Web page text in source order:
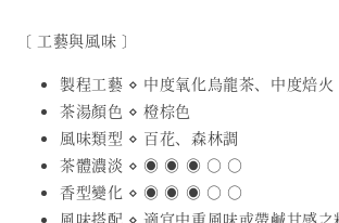
〔 工藝與風味 〕
製程工藝 ⋄ 中度氧化烏龍茶、中度焙火
茶湯顏色 ⋄ 橙棕色
風味類型 ⋄ 百花、森林調
茶體濃淡 ⋄ ◉ ◉ ◉ ○ ○
香型變化 ⋄ ◉ ◉ ◉ ○ ○